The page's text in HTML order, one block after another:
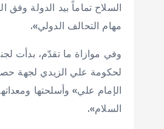
السلاح تماماً بيد الدولة وفق
مهام التحالف الدولي».
وفي موازاة ما تقدّم، بدأت
لحكومة علي الزيدي لجهة
الإمام علي» وأسلحتها
السلام».